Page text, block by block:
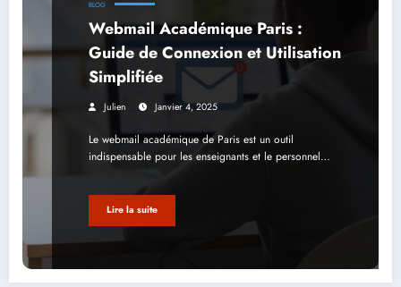
BLOG
Webmail Académique Paris :
Guide de Connexion et Utilisation
Simplifiée
Julien Janvier 4, 2025
Le webmail académique de Paris est un outil
indispensable pour les enseignants et le personnel…
Lire la suite